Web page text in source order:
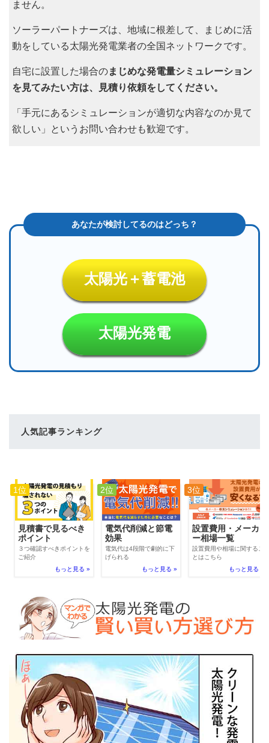
ません。
ソーラーパートナーズは、地域に根差して、まじめに活
動をしている太陽光発電業者の全国ネットワークです。
自宅に設置した場合のまじめな発電量シミュレーション
を見てみたい方は、見積り依頼をしてください。
「手元にあるシミュレーションが適切な内容なのか見て
欲しい」というお問い合わせも歓迎です。
太陽光＋蓄電池
太陽光発電
人気記事ランキング
1位
見積書で見るべき
ポイント
３つ確認すべきポイントを
ご紹介
もっと見る »
2位
電気代削減と節電
効果
電気代は4段階で劇的に下
げられる
もっと見る »
3位
設置費用・メーカ
ー相場一覧
設置費用や相場に関するこ
とはこちら
もっと見る »